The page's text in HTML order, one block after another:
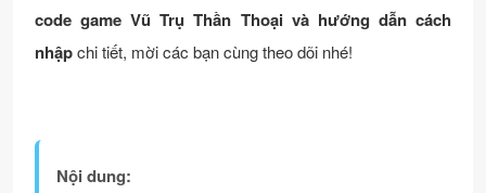
code game Vũ Trụ Thần Thoại và hướng dẫn cách
nhậpchi tiết, mời các bạn cùng theo dõi nhé!
Nội dung: